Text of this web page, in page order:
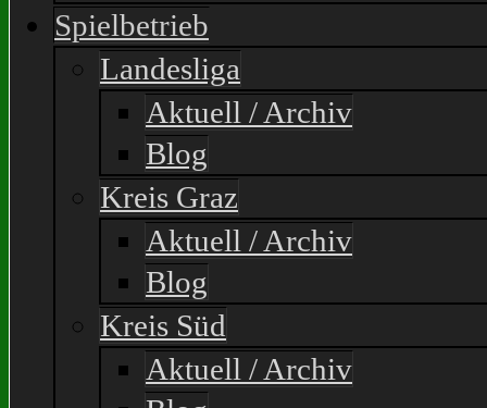
Spielbetrieb
Landesliga
Aktuell / Archiv
Blog
Kreis Graz
Aktuell / Archiv
Blog
Kreis Süd
Aktuell / Archiv